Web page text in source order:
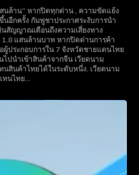
ล้าน” หากปิดทฺกด่าน , ความขัดแย้ง
อีกครั้ง กัมพูชาประกาศระงับการนำ
สัญญาณเตือนถึงความเสี่ยงทาง
ประกอบการใน 7 จังหวัดชายแดนไทย
ไปนำเข้าสินค้าจากจีน เวียดนาม
ไทยได้ในระดับหนึ่ง. เวียดนาม
นไทย...